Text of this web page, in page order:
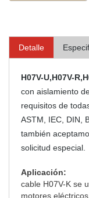
Detalle
H07V-U,H07V-
con aislamiento
requisitos de
ASTM, IEC, DIN,
también
solicitud especial.
Aplicación:
cable H07V-K se
motores